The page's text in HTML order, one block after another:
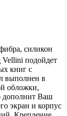
силикон
Vellini подойдет
книг с
выполнен в
обложки,
дополнит Ваш
экран и корпус